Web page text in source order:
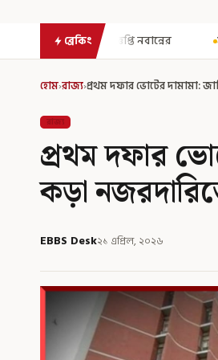
ব্রেকিং
মাঝআকাশে আচমকা প্রবল ঝাঁকুনি!
হোম›রাজ্য›প্রথম দফার ভোটের দামামা:
রাজ্য
প্রথম দফার
কড়া
EBBS Desk২১ এপ্রিল, ২০২৬